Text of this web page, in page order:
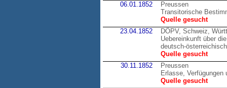
06.01.1852
Preussen
Transitorische
Quelle gesucht
23.04.1852
DÖPV, Schweiz,
Uebereinkunft über
deutsch-
Quelle gesucht
30.11.1852
Preussen
Erlasse,
Quelle gesucht